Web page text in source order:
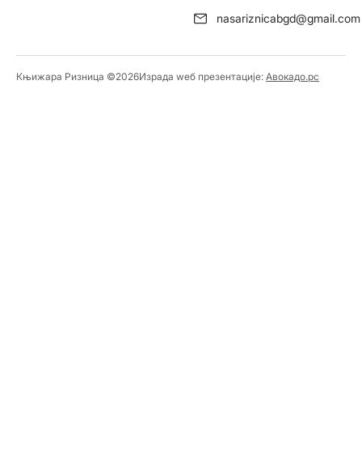
nasariznicabgd@gmail.com
Књижара Ризница ©️2026Израда wеб презентације: Авокадо.рс